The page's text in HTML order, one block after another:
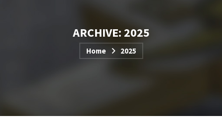
ARCHIVE: 2025
Home 2025